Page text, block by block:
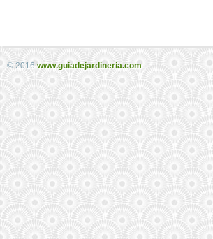
© 2016www.guiadejardineria.com